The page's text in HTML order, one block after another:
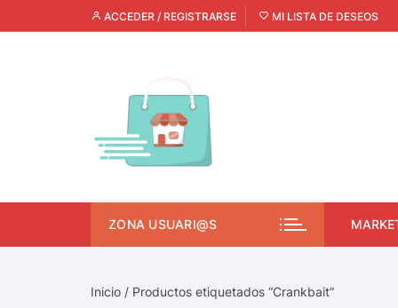
ACCEDER / REGISTRARSE MI LISTA DE DESEOS
ZONA USUARI@S
Inicio / Productos etiquetados “Crankbait”